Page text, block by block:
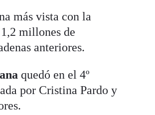
más vista con la
millones de
anteriores.
quedó en el 4º
por Cristina Pardo y